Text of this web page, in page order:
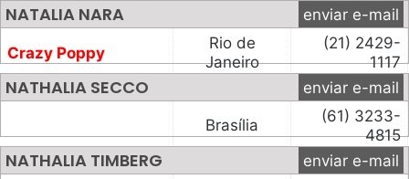
NATALIA NARA enviar e-mail
Crazy Poppy
Rio de
Janeiro
(21) 2429-
1117
NATHALIA SECCO enviar e-mail
Brasília
(61) 3233-
4815
NATHALIA TIMBERG enviar e-mail